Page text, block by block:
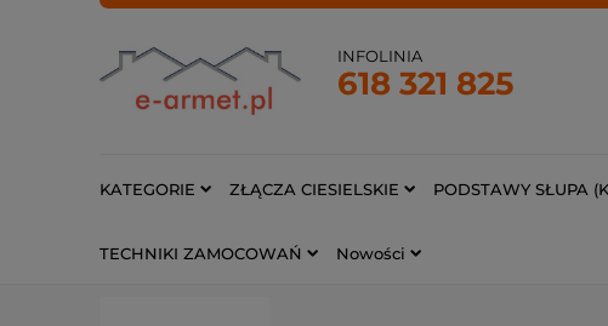
INFOLINIA
618 321 825
KATEGORIE ZŁĄCZA CIESIELSKIE PODSTAWY SŁUPA
TECHNIKI ZAMOCOWAŃ Nowości